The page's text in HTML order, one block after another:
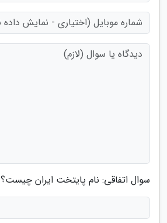
سوال اتفاقی: نام پایتخت ایران چیست؟